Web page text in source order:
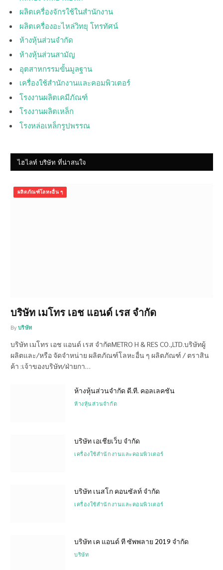
ผลิตเครื่องจักรใช้ในสำนักงาน
ผลิตเครื่องอะไหล่วิทยุ โทรทัศน์
ห้างหุ้นส่วนจำกัด
ห้างหุ้นส่วนสามัญ
อุตสาหกรรมขั้นมูลฐาน
เครื่องใช้สำนักงานและคอมพิวเตอร์
โรงงานผลิตเคมีภัณฑ์
โรงงานผลิตเหล็ก
โรงหล่อเหล็กรูปพรรณ
ไฮไลท์ บริษัท ที่น่าสนใจ
ผลิตภัณฑ์โลหะอื่น ๆ
บริษัท เมโทร เอช แอนด์ เรส จำกัด
By บริษัท
บริษัท เมโทร เอช แอนด์ เรส จำกัดMETRO H & RES CO.,LTD.บริษัทผู้
ผลิตและ/หรือ จัดจำหน่าย ผลิตภัณฑ์โลหะอื่น ๆ ผลิตภัณฑ์ / ตราสิน
ค้า :เจ้าของบริษัท/ฝ่ายกา…
ห้างหุ้นส่วนจำกัด ดี.ที. คอลเลคชัน
ห้างหุ้นส่วนจำกัด
บริษัท เอเชียเว็บ จำกัด
เครื่องใช้สำนักงานและคอมพิวเตอร์
บริษัท เนสโก คอนซัลท์ จำกัด
เครื่องใช้สำนักงานและคอมพิวเตอร์
บริษัท เค แอนด์ ที ซัพพลาย 2019 จำกัด
บริษัท